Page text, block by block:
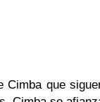
Cimba que